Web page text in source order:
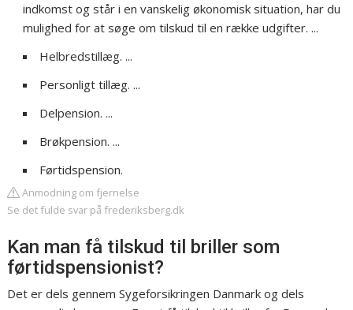
indkomst og står i en vanskelig økonomisk situation, har du
mulighed for at søge om tilskud til en række udgifter. ...
Helbredstillæg. ...
Personligt tillæg. ...
Delpension. ...
Brøkpension. ...
Førtidspension.
Anmodning om fjernelse
Se det fulde svar på frederiksberg.dk
Kan man få tilskud til briller som
førtidspensionist?
Det er dels gennem Sygeforsikringen Danmark og dels